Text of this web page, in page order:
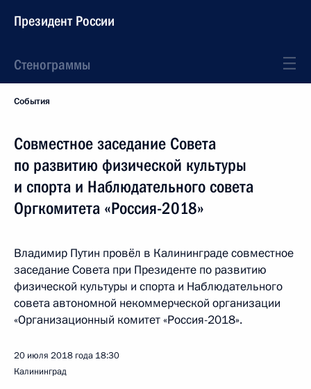
Президент России
Стенограммы
События
Совместное заседание Совета
по развитию физической культуры
и спорта и Наблюдательного совета
Оргкомитета «Россия-2018»
Владимир Путин провёл в Калининграде совместное
заседание Совета при Президенте по развитию
физической культуры и спорта и Наблюдательного
совета автономной некоммерческой организации
«Организационный комитет «Россия-2018».
20 июля 2018 года 18:30
Калининград